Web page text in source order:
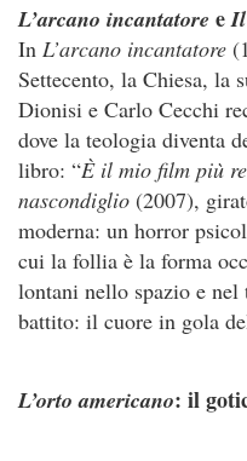
L’arcano incantatore eIl
In L’arcano incantatore
Settecento, la Chiesa, la
Dionisi e Carlo Cecchi
dove la teologia diventa
libro: “È il mio film più
nascondiglio (2007),
moderna: un horror
cui la follia è la forma
lontani nello spazio e
battito: il cuore in gola
L’orto americano: il